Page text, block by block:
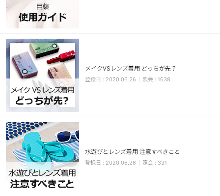
アプリダウンロード
INSTAGRAM TWITTER
メイクVSレンズ着用 どっちが先？
2020.06.26 1638
水遊びとレンズ着用 注意すべきこと
2020.06.26 331